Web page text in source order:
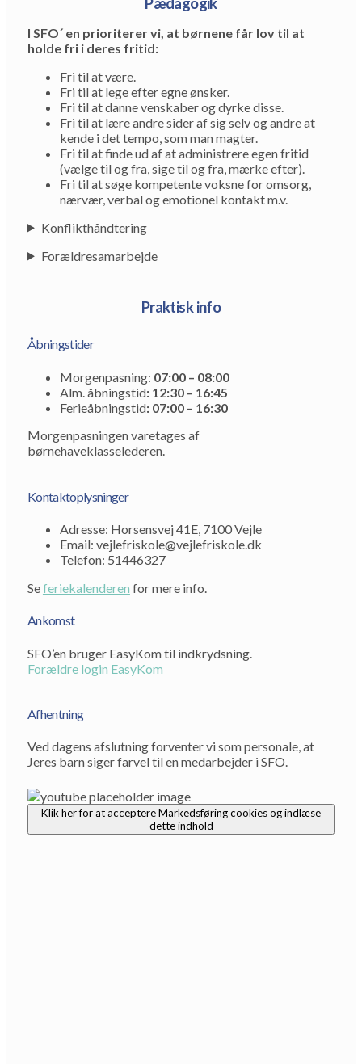
I SFO´ en prioriterer vi, at børnene får lov til at
holde fri i deres fritid:
Fri til at være.
Fri til at lege efter egne ønsker.
Fri til at danne venskaber og dyrke disse.
Fri til at lære andre sider af sig selv og andre at
kende i det tempo, som man magter.
Fri til at finde ud af at administrere egen fritid
(vælge til og fra, sige til og fra, mærke efter).
Fri til at søge kompetente voksne for omsorg,
nærvær, verbal og emotionel kontakt m.v.
Konflikthåndtering
Forældresamarbejde
Praktisk info
Åbningstider
Morgenpasning: 07:00 – 08:00
Alm. åbningstid: 12:30 – 16:45
Ferieåbningstid: 07:00 – 16:30
Morgenpasningen varetages af
børnehaveklasselederen.
Kontaktoplysninger
Adresse: Horsensvej 41E, 7100 Vejle
Email: vejlefriskole@vejlefriskole.dk
Telefon: 51446327
Seferiekalenderen for mere info.
Ankomst
SFO’en bruger EasyKom til indkrydsning.
Forældre login EasyKom
Afhentning
Ved dagens afslutning forventer vi som personale, at
Jeres barn siger farvel til en medarbejder i SFO.
Klik her for at acceptere Markedsføring cookies og indlæse
dette indhold